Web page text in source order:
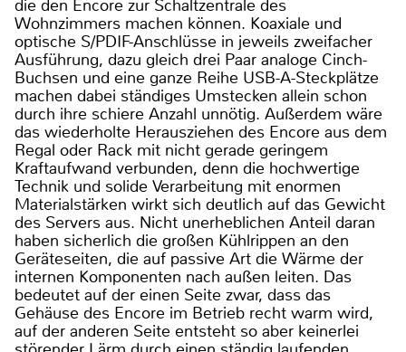
die den Encore zur Schaltzentrale des
Wohnzimmers machen können. Koaxiale und
optische S/PDIF-Anschlüsse in jeweils zweifacher
Ausführung, dazu gleich drei Paar analoge Cinch-
Buchsen und eine ganze Reihe USB-A-Steckplätze
machen dabei ständiges Umstecken allein schon
durch ihre schiere Anzahl unnötig. Außerdem wäre
das wiederholte Herausziehen des Encore aus dem
Regal oder Rack mit nicht gerade geringem
Kraftaufwand verbunden, denn die hochwertige
Technik und solide Verarbeitung mit enormen
Materialstärken wirkt sich deutlich auf das Gewicht
des Servers aus. Nicht unerheblichen Anteil daran
haben sicherlich die großen Kühlrippen an den
Geräteseiten, die auf passive Art die Wärme der
internen Komponenten nach außen leiten. Das
bedeutet auf der einen Seite zwar, dass das
Gehäuse des Encore im Betrieb recht warm wird,
auf der anderen Seite entsteht so aber keinerlei